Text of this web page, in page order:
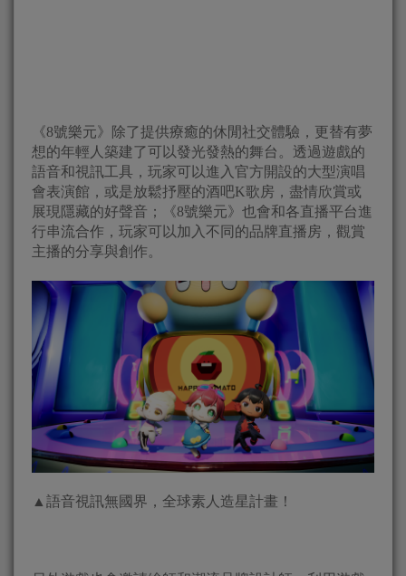
《8號樂元》除了提供療癒的休閒社交體驗，更替有夢
想的年輕人築建了可以發光發熱的舞台。透過遊戲的
語音和視訊工具，玩家可以進入官方開設的大型演唱
會表演館，或是放鬆抒壓的酒吧K歌房，盡情欣賞或
展現隱藏的好聲音；《8號樂元》也會和各直播平台進
行串流合作，玩家可以加入不同的品牌直播房，觀賞
主播的分享與創作。
▲語音視訊無國界，全球素人造星計畫！